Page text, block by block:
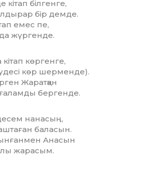
кітап білгенге,
бір демде.
емес пе,
жүргенде.
көргенге,
көр шерменде).
Жаратқан
бергенде.
нанасың,
баласын.
Анасын
жарасым.